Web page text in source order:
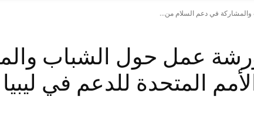
في دعم السلام من...
عمل حول الشباب
المتحدة للدعم في ليبيا